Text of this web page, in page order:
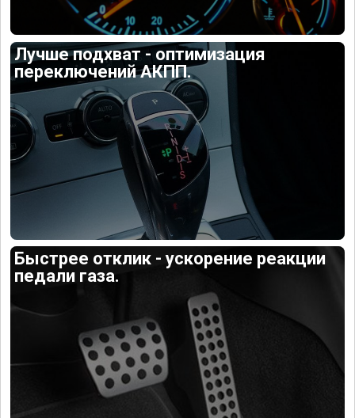
Лучше подхват - оптимизация
переключений АКПП.
Быстрее отклик - ускорение реакции
педали газа.